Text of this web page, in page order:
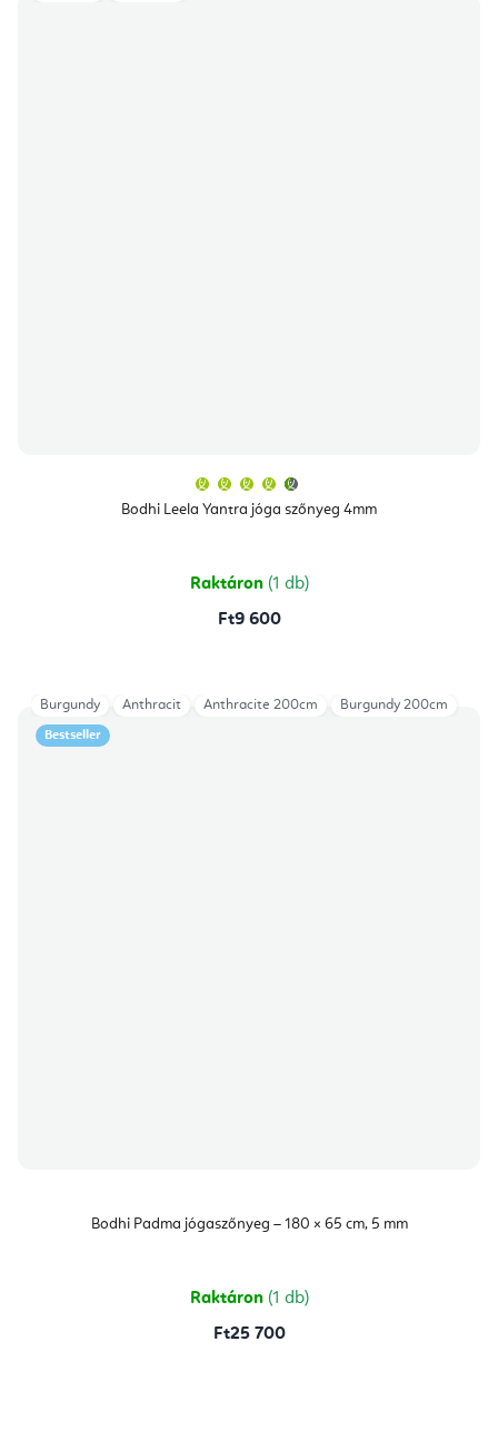
Bodhi Leela Yantra jóga szőnyeg 4mm
átlagos
értékelése
csillag.
Raktáron (1 db)
Ft9 600
Bestseller
Bodhi Padma jógaszőnyeg – 180 × 65 cm, 5 mm
Raktáron (1 db)
Ft25 700
Burgundy Anthracit Anthracite 200cm Burgundy 200cm